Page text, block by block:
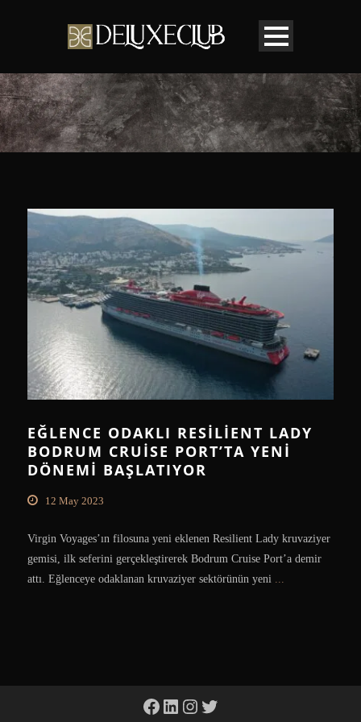
EĞLENCE ODAKLI RESILIENT LADY
BODRUM CRUISE PORT’TA YENI
DÖNEMI BAŞLATIYOR
12 May 2023
Virgin Voyages’ın filosuna yeni eklenen Resilient Lady kruvaziyer
gemisi, ilk seferini gerçekleştirerek Bodrum Cruise Port’a demir
attı. Eğlenceye odaklanan kruvaziyer sektörünün yeni ...
Facebook
LinkedIn
Instagram
Twitter